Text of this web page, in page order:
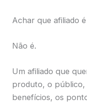
Achar que afiliado
Não é.
Um afiliado que
produto, o público,
benefícios, os